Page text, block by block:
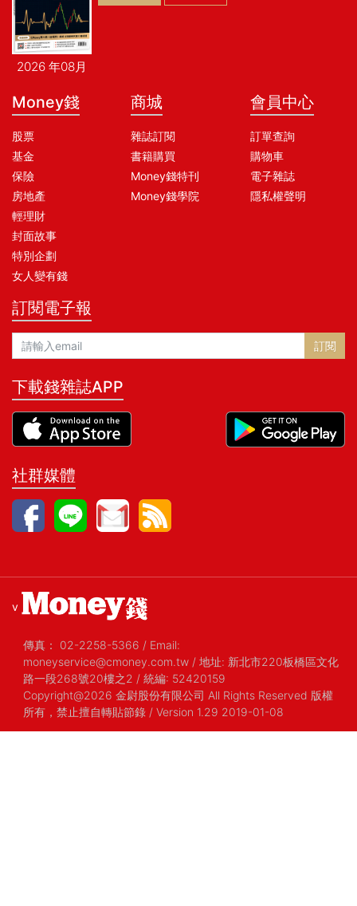
2026 年08月
Money錢
股票
基金
保險
房地產
輕理財
封面故事
特別企劃
女人變有錢
商城
雜誌訂閱
書籍購買
Money錢特刊
Money錢學院
會員中心
訂單查詢
購物車
電子雜誌
隱私權聲明
訂閱電子報
訂閱
下載錢雜誌APP
社群媒體
v
傳真： 02-2258-5366 / Email:
moneyservice@cmoney.com.tw / 地址: 新北市220板橋區文化
路一段268號20樓之2 / 統編: 52420159
Copyright@2026 金尉股份有限公司 All Rights Reserved 版權
所有，禁止擅自轉貼節錄 / Version 1.29 2019-01-08